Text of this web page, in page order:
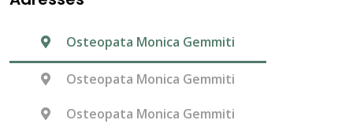
Osteopata Monica Gemmiti
Osteopata Monica Gemmiti
Osteopata Monica Gemmiti